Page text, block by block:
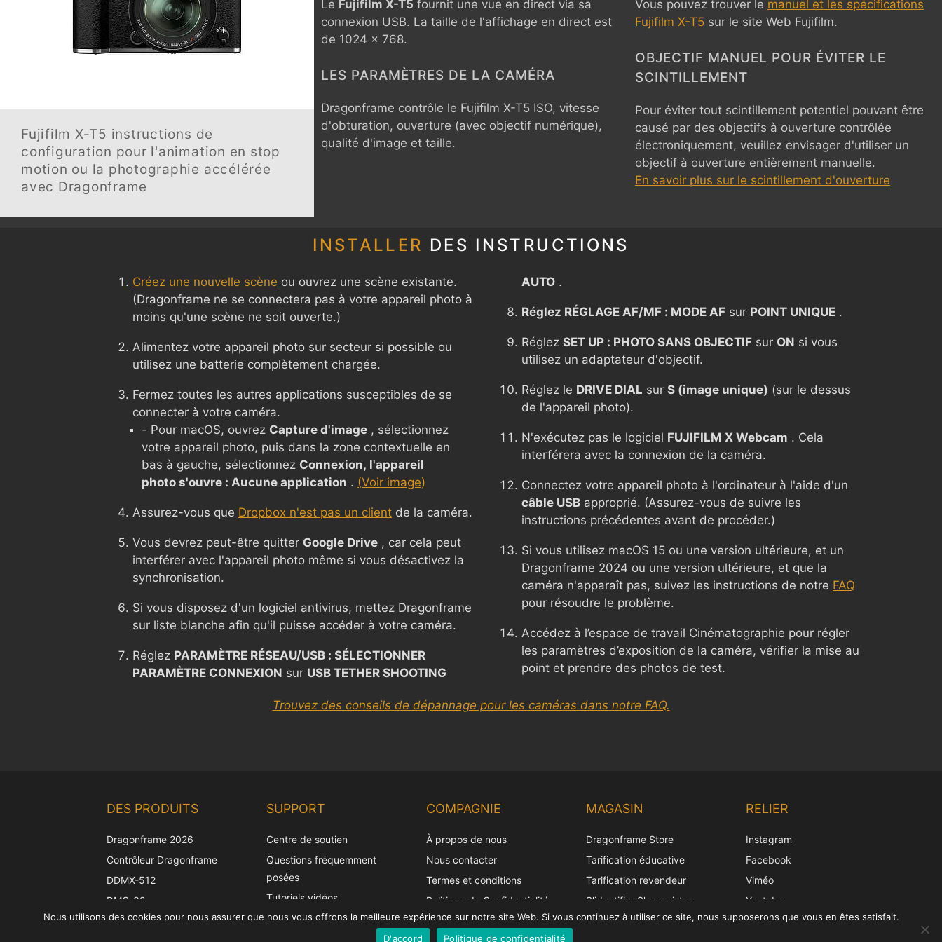
Fujifilm X-T5 instructions de
configuration pour l'animation en stop
motion ou la photographie accélérée
avec Dragonframe
Le Fujifilm X-T5 fournit une vue en direct via sa
connexion USB. La taille de l'affichage en direct est
de 1024 x 768.
LES PARAMÈTRES DE LA CAMÉRA
Dragonframe contrôle le Fujifilm X-T5 ISO, vitesse
d'obturation, ouverture (avec objectif numérique),
qualité d'image et taille.
Vous pouvez trouver le manuel et les spécifications
Fujifilm X-T5 sur le site Web Fujifilm.
OBJECTIF MANUEL POUR ÉVITER LE
SCINTILLEMENT
Pour éviter tout scintillement potentiel pouvant être
causé par des objectifs à ouverture contrôlée
électroniquement, veuillez envisager d'utiliser un
objectif à ouverture entièrement manuelle.
En savoir plus sur le scintillement d'ouverture
INSTALLER DES INSTRUCTIONS
Créez une nouvelle scène ou ouvrez une scène existante.
(Dragonframe ne se connectera pas à votre appareil photo à
moins qu'une scène ne soit ouverte.)
Alimentez votre appareil photo sur secteur si possible ou
utilisez une batterie complètement chargée.
Fermez toutes les autres applications susceptibles de se
connecter à votre caméra.
- Pour macOS, ouvrez Capture d'image , sélectionnez
votre appareil photo, puis dans la zone contextuelle en
bas à gauche, sélectionnez Connexion, l'appareil
photo s'ouvre : Aucune application . (Voir image)
Assurez-vous que Dropbox n'est pas un client de la caméra.
Vous devrez peut-être quitter Google Drive , car cela peut
interférer avec l'appareil photo même si vous désactivez la
synchronisation.
Si vous disposez d'un logiciel antivirus, mettez Dragonframe
sur liste blanche afin qu'il puisse accéder à votre caméra.
Réglez PARAMÈTRE RÉSEAU/USB : SÉLECTIONNER
PARAMÈTRE CONNEXION sur USB TETHER SHOOTING
AUTO .
Réglez RÉGLAGE AF/MF : MODE AF sur POINT UNIQUE .
Réglez SET UP : PHOTO SANS OBJECTIF sur ON si vous
utilisez un adaptateur d'objectif.
Réglez le DRIVE DIAL sur S (image unique) (sur le dessus
de l'appareil photo).
N'exécutez pas le logiciel FUJIFILM X Webcam . Cela
interférera avec la connexion de la caméra.
Connectez votre appareil photo à l'ordinateur à l'aide d'un
câble USB approprié. (Assurez-vous de suivre les
instructions précédentes avant de procéder.)
Si vous utilisez macOS 15 ou une version ultérieure, et un
Dragonframe 2024 ou une version ultérieure, et que la
caméra n'apparaît pas, suivez les instructions de notre FAQ
pour résoudre le problème.
Accédez à l’espace de travail Cinématographie pour régler
les paramètres d’exposition de la caméra, vérifier la mise au
point et prendre des photos de test.
Trouvez des conseils de dépannage pour les caméras dans notre FAQ.
DES PRODUITS
Dragonframe 2026
Contrôleur Dragonframe
DDMX-512
DMC-32
Capuchon de correction
SUPPORT
Centre de soutien
Questions fréquemment
posées
Tutoriels vidéos
Trouvez votre licence
COMPAGNIE
À propos de nous
Nous contacter
Termes et conditions
Politique de Confidentialité
Politique d'expédition
MAGASIN
Dragonframe Store
Tarification éducative
Tarification revendeur
S'identifier S'enregistrer
RELIER
Instagram
Facebook
Viméo
Youtube
Nous utilisons des cookies pour nous assurer que nous vous offrons la meilleure expérience sur notre site Web. Si vous continuez à utiliser ce site, nous supposerons que vous en êtes satisfait.
D'accord
Politique de confidentialité
English
Korean